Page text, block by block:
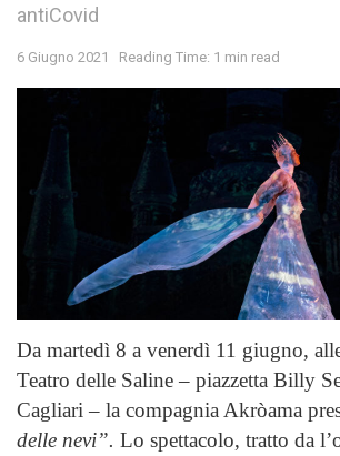
antiCovid
6 Giugno 2021 Reading Time: 1 min read
Da martedì 8 a venerdì 11 giugno,
Teatro delle Saline – piazzetta Billy
Cagliari – la compagnia Akròama
delle nevi”. Lo spettacolo, tratto da